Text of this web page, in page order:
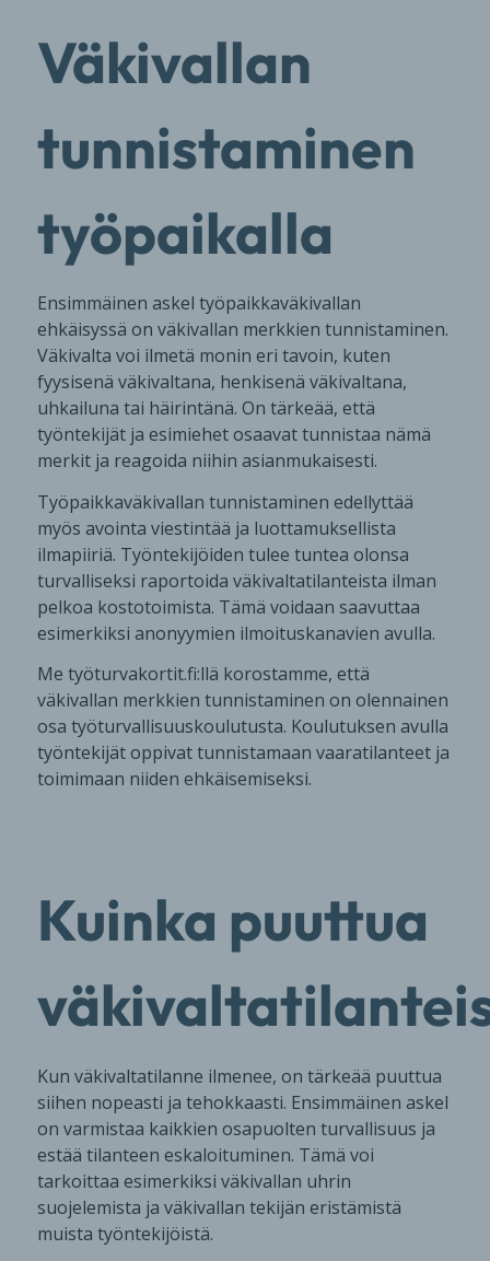
Väkivallan
tunnistaminen
työpaikalla
Ensimmäinen askel työpaikkaväkivallan
ehkäisyssä on väkivallan merkkien tunnistaminen.
Väkivalta voi ilmetä monin eri tavoin, kuten
fyysisenä väkivaltana, henkisenä väkivaltana,
uhkailuna tai häirintänä. On tärkeää, että
työntekijät ja esimiehet osaavat tunnistaa nämä
merkit ja reagoida niihin asianmukaisesti.
Työpaikkaväkivallan tunnistaminen edellyttää
myös avointa viestintää ja luottamuksellista
ilmapiiriä. Työntekijöiden tulee tuntea olonsa
turvalliseksi raportoida väkivaltatilanteista ilman
pelkoa kostotoimista. Tämä voidaan saavuttaa
esimerkiksi anonyymien ilmoituskanavien avulla.
Me työturvakortit.fi:llä korostamme, että
väkivallan merkkien tunnistaminen on olennainen
osa työturvallisuuskoulutusta. Koulutuksen avulla
työntekijät oppivat tunnistamaan vaaratilanteet ja
toimimaan niiden ehkäisemiseksi.
Kuinka puuttua
Kun väkivaltatilanne ilmenee, on tärkeää puuttua
siihen nopeasti ja tehokkaasti. Ensimmäinen askel
on varmistaa kaikkien osapuolten turvallisuus ja
estää tilanteen eskaloituminen. Tämä voi
tarkoittaa esimerkiksi väkivallan uhrin
suojelemista ja väkivallan tekijän eristämistä
muista työntekijöistä.